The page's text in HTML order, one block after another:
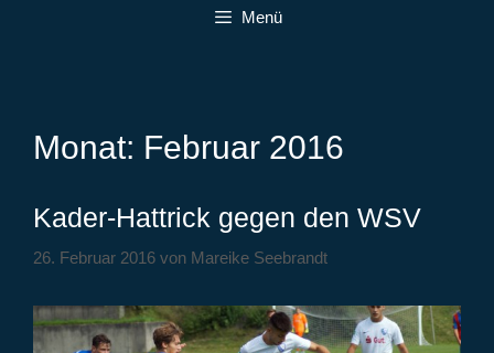
Menü
Monat: Februar 2016
Kader-Hattrick gegen den WSV
26. Februar 2016 von Mareike Seebrandt